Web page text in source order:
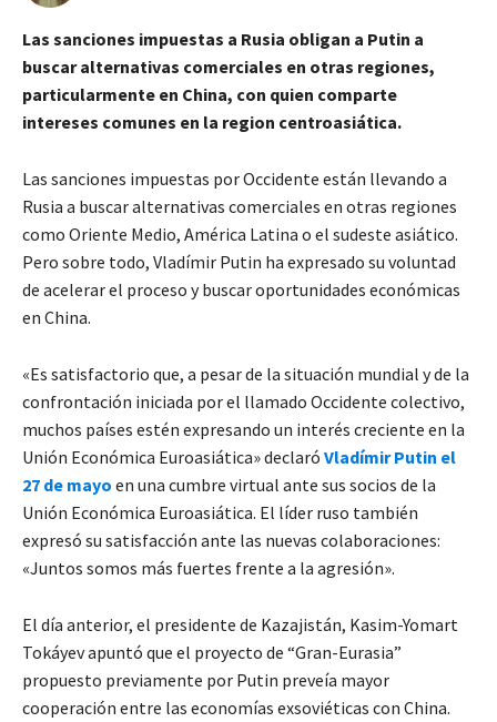
Las sanciones impuestas a Rusia obligan a Putin a
buscar alternativas comerciales en otras regiones,
particularmente en China, con quien comparte
intereses comunes en la region centroasiática.
Las sanciones impuestas por Occidente están llevando a
Rusia a buscar alternativas comerciales en otras regiones
como Oriente Medio, América Latina o el sudeste asiático.
Pero sobre todo, Vladímir Putin ha expresado su voluntad
de acelerar el proceso y buscar oportunidades económicas
en China.
«Es satisfactorio que, a pesar de la situación mundial y de la
confrontación iniciada por el llamado Occidente colectivo,
muchos países estén expresando un interés creciente en la
Unión Económica Euroasiática» declaró Vladímir Putin el
27 de mayo en una cumbre virtual ante sus socios de la
Unión Económica Euroasiática. El líder ruso también
expresó su satisfacción ante las nuevas colaboraciones:
«Juntos somos más fuertes frente a la agresión».
El día anterior, el presidente de Kazajistán, Kasim-Yomart
Tokáyev apuntó que el proyecto de “Gran-Eurasia”
propuesto previamente por Putin preveía mayor
cooperación entre las economías exsoviéticas con China.